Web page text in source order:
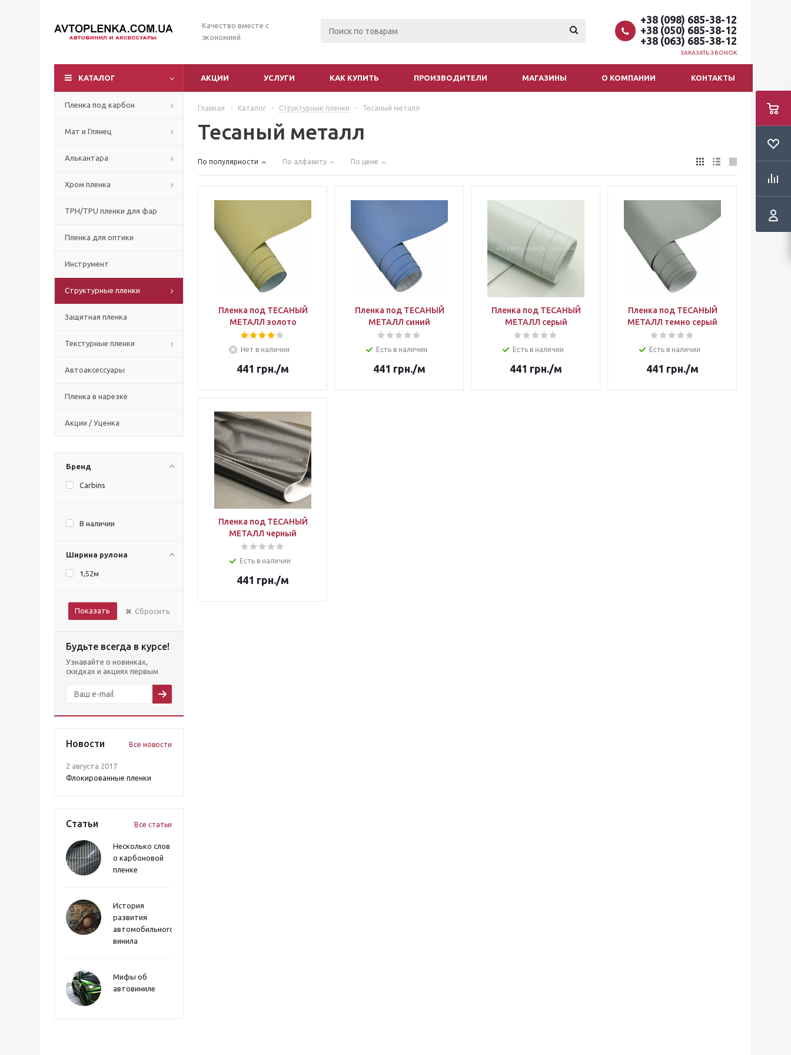
Качество вместе с
экономией
+38 (098) 685-38-12
+38 (050) 685-38-12
+38 (063) 685-38-12
ЗАКАЗАТЬ ЗВОНОК
КАТАЛОГ АКЦИИ УСЛУГИ КАК КУПИТЬ ПРОИЗВОДИТЕЛИ МАГАЗИНЫ О КОМПАНИИ КОНТАКТЫ
Пленка под карбон
Мат и Глянец
Алькантара
Хром пленка
TPH/TPU пленки для фар
Пленка для оптики
Инструмент
Структурные пленки
Защитная пленка
Текстурные пленки
Автоаксессуары
Пленка в нарезке
Акции / Уценка
Бренд
Carbins
В наличии
Ширина рулона
1,52м
Показать Сбросить
Будьте всегда в курсе!
Узнавайте о новинках,
скидках и акциях первым
Новости Все новости
2 августа 2017
Флокированные пленки
Статьи Все статьи
Несколько слов
о карбоновой
пленке
История
развития
автомобильного
винила
Мифы об
автовиниле
Главная - Каталог - Структурные пленки - Тесаный металл
Тесаный металл
По популярности По алфавиту По цене
Пленка под ТЕСАНЫЙ
МЕТАЛЛ золото
Нет в наличии
441 грн./м
Пленка под ТЕСАНЫЙ
МЕТАЛЛ синий
Есть в наличии
441 грн./м
Пленка под ТЕСАНЫЙ
МЕТАЛЛ серый
Есть в наличии
441 грн./м
Пленка под ТЕСАНЫЙ
МЕТАЛЛ темно серый
Есть в наличии
441 грн./м
Пленка под ТЕСАНЫЙ
МЕТАЛЛ черный
Есть в наличии
441 грн./м